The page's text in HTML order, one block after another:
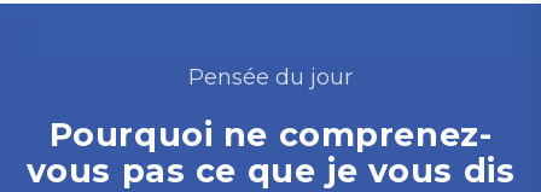
Pensée du jour
Pourquoi ne comprenez-
vous pas ce que je vous dis